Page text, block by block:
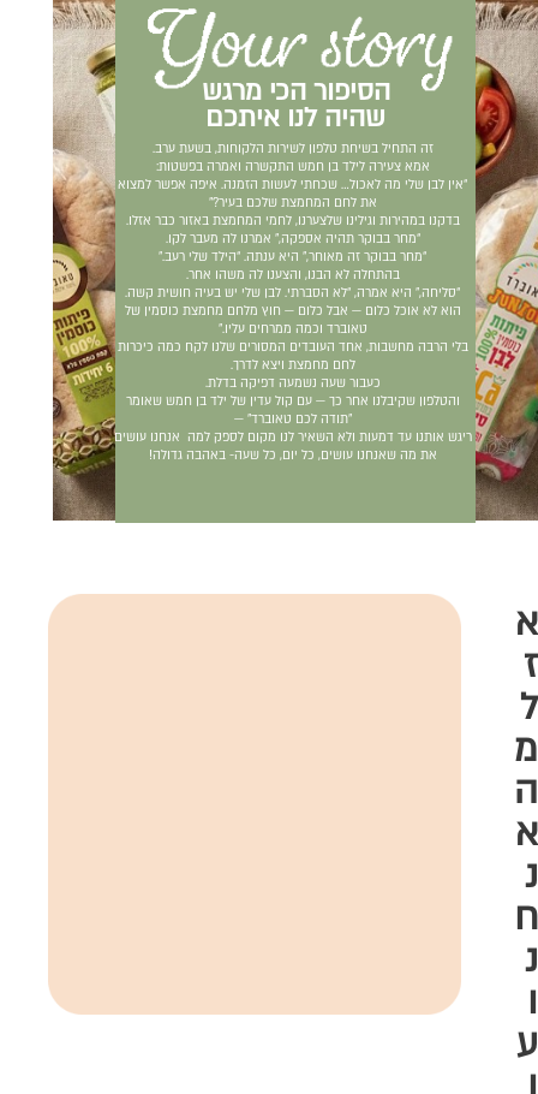
הסיפור הכי מרגש
שהיה לנו איתכם
זה התחיל בשיחת טלפון לשירות הלקוחות, בשעת ערב.
אמא צעירה לילד בן חמש התקשרה ואמרה בפשטות:
“אין לבן שלי מה לאכול… שכחתי לעשות הזמנה. איפה אפשר למצוא
את לחם המחמצת שלכם בעיר?”
בדקנו במהירות וגילינו שלצערנו, לחמי המחמצת באזור כבר אזלו.
“מחר בבוקר תהיה אספקה,” אמרנו לה מעבר לקו.
“מחר בבוקר זה מאוחר,” היא ענתה. “הילד שלי רעב.”
בהתחלה לא הבנו, והצענו לה משהו אחר.
“סליחה,” היא אמרה, “לא הסברתי. לבן שלי יש בעיה חושית קשה.
הוא לא אוכל כלום — אבל כלום — חוץ מלחם מחמצת כוסמין של
טאוברד וכמה ממרחים עליו.”
בלי הרבה מחשבות, אחד העובדים המסורים שלנו לקח כמה כיכרות
לחם מחמצת ויצא לדרך.
כעבור שעה נשמעה דפיקה בדלת.
והטלפון שקיבלנו אחר כך — עם קול עדין של ילד בן חמש שאומר
"תודה לכם טאוברד" —
ריגש אותנו עד דמעות ולא השאיר לנו מקום לספק למה אנחנו עושים
את מה שאנחנו עושים, כל יום, כל שעה- באהבה גדולה!
א
ז
ל
מ
ה
א
נ
ח
נ
ו
ע